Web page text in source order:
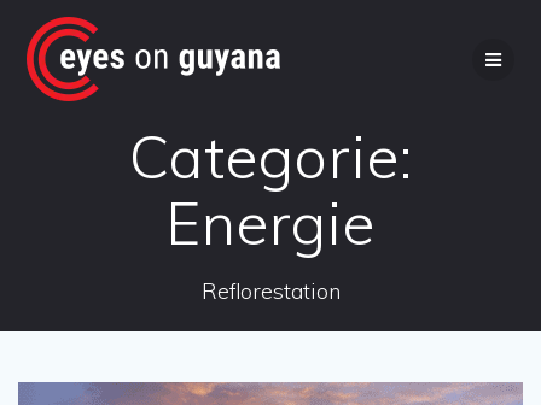
de
Categorie:
Energie
Reflorestation